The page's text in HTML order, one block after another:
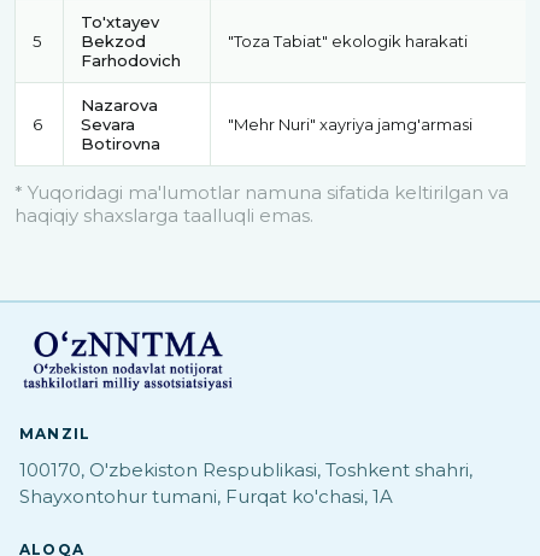
5
To'xtayev
Bekzod
Farhodovich
"Toza Tabiat" ekologik harakati
6
Nazarova
Sevara
Botirovna
"Mehr Nuri" xayriya jamg'armasi
* Yuqoridagi ma'lumotlar namuna sifatida keltirilgan va
haqiqiy shaxslarga taalluqli emas.
MANZIL
100170, O'zbekiston Respublikasi, Toshkent shahri,
Shayxontohur tumani, Furqat ko'chasi, 1A
ALOQA